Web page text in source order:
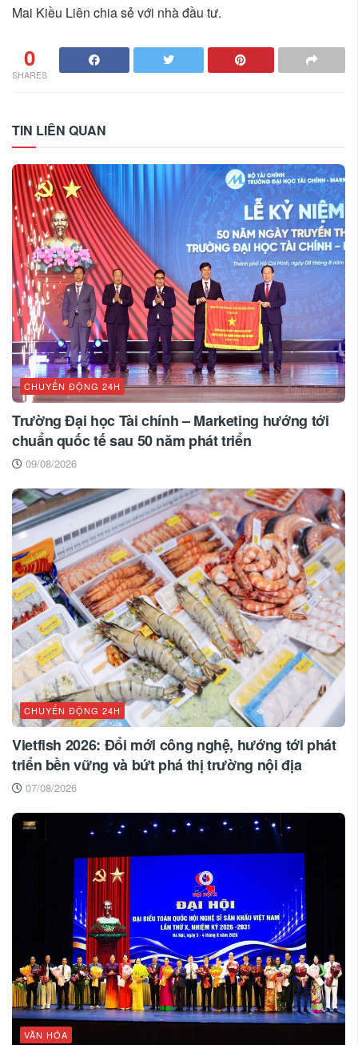
Mai Kiều Liên chia sẻ với nhà đầu tư.
0
SHARES
TIN LIÊN QUAN
CHUYỂN ĐỘNG 24H
Trường Đại học Tài chính – Marketing hướng tới
chuẩn quốc tế sau 50 năm phát triển
09/08/2026
CHUYỂN ĐỘNG 24H
Vietfish 2026: Đổi mới công nghệ, hướng tới phát
triển bền vững và bứt phá thị trường nội địa
07/08/2026
VĂN HÓA